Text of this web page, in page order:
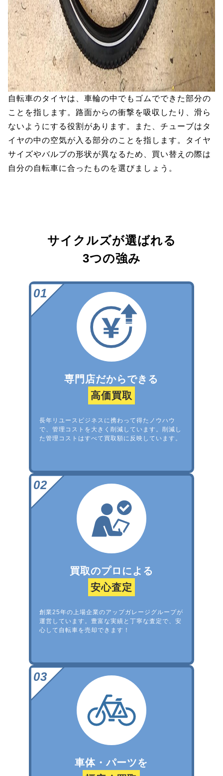
自転車のタイヤは、車輪の中でもゴムでできた部分の
ことを指します。路面からの衝撃を吸収したり、滑ら
ないようにする役割があります。また、チューブはタ
イヤの中の空気が入る部分のことを指します。タイヤ
サイズやバルブの形状が異なるため、買い替えの際は
自分の自転車に合ったものを選びましょう。
サイクルズが選ばれる
3つの強み
専門店だからできる
高価買取
長年リユースビジネスに携わって得たノウハウ
で、管理コストを大きく削減しています。削減し
た管理コストはすべて買取額に反映しています。
買取のプロによる
安心査定
創業25年の上場企業のアップガレージグループが
運営しています。豊富な実績と丁寧な査定で、安
心して自転車を売却できます！
車体・パーツを